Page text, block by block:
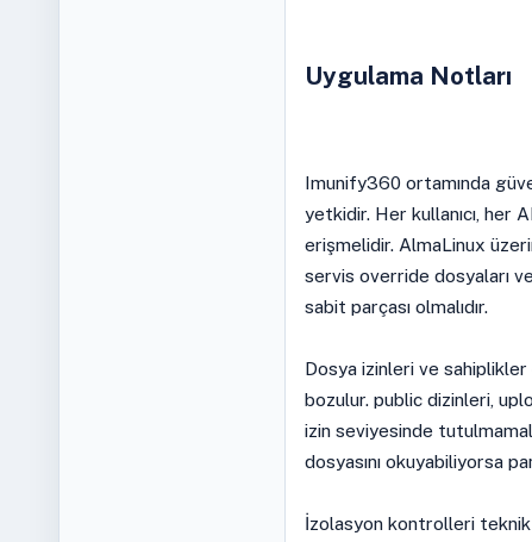
Uygulama Notları
Imunify360 ortamında
yetkidir. Her kullanıcı, her
erişmelidir. AlmaLinux
servis override dosyaları
sabit parçası olmalıdır.
Dosya izinleri ve
bozulur. public dizinleri,
izin seviyesinde
dosyasını okuyabiliyorsa
İzolasyon kontrolleri teknik